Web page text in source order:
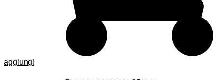
aggiungi